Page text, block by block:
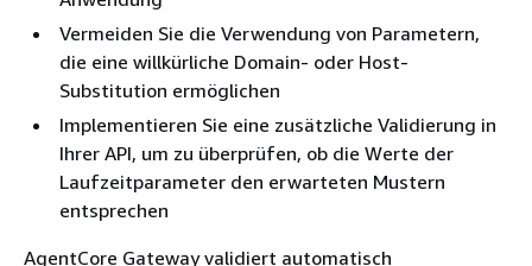
Vermeiden Sie die Verwendung von Parametern,
die eine willkürliche Domain- oder Host-
Substitution ermöglichen
Implementieren Sie eine zusätzliche Validierung in
Ihrer API, um zu überprüfen, ob die Werte der
Laufzeitparameter den erwarteten Mustern
entsprechen
AgentCore Gateway validiert automatisch